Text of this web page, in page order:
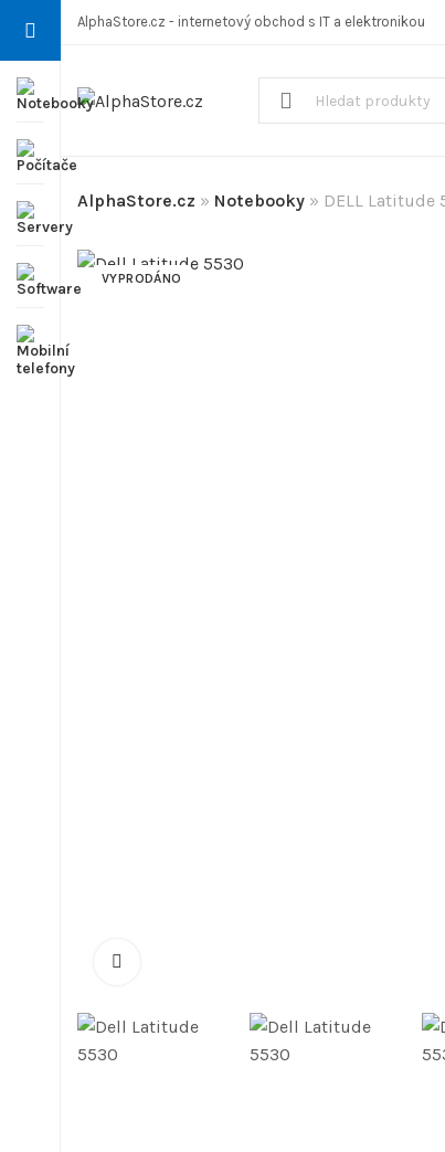
AlphaStore.cz - internetový obchod s IT a elektronikou
AlphaStore.cz » Notebooky » DELL Latitude
VYPRODÁNO